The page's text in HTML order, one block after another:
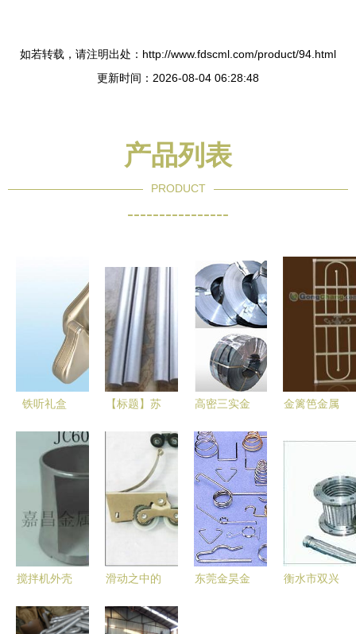
如若转载，请注明出处：http://www.fdscml.com/product/94.html
更新时间：2026-08-04 06:28:48
产品列表
PRODUCT
----------------
铁听礼盒
装制品的品
质与魅力
——基于自
助贸易平台
的产品解析
【标题】苏
制品 铝产
品供应领航
者，打造品
质与创新双
中国铝业网
信息
高密三实金
有限公司产
品中心 匠
心铸造，品
质保障
金篱笆金属
的防护窗领
跑品牌
搅拌机外壳
解析 金属
滑动之中的
市奥大金属
东莞金昊金
衡水市双兴